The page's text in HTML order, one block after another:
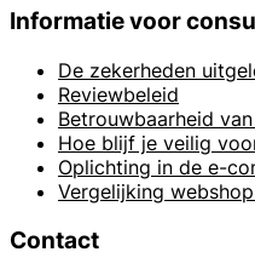
Informatie voor
De zekerheden
Reviewbeleid
Betrouwbaarheid
Hoe blijf je veilig
Oplichting in de e-
Vergelijking
Contact